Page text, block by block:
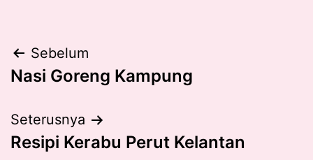
Post
navigation
Sebelum
Nasi Goreng Kampung
Seterusnya
Resipi Kerabu Perut Kelantan